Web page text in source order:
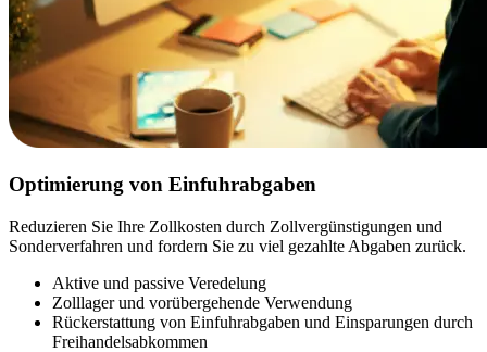
Optimierung von Einfuhrabgaben
Reduzieren Sie Ihre Zollkosten durch Zollvergünstigungen und
Sonderverfahren und fordern Sie zu viel gezahlte Abgaben zurück.
Aktive und passive Veredelung
Zolllager und vorübergehende Verwendung
Rückerstattung von Einfuhrabgaben und Einsparungen durch
Freihandelsabkommen